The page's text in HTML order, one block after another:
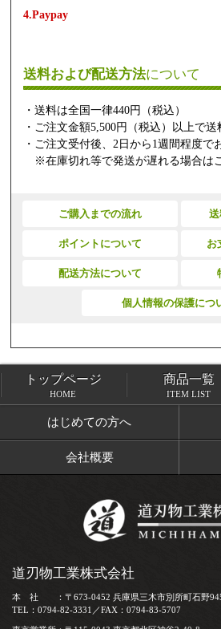
4.Paypay
送料および配送方法について
・送料は全国一律440円（税込）
・ご注文金額5,500円（税込）以上で送
・ご注文受付後、2日から1週間程度で
※在庫切れ等で発送が遅れる場合は
ご購入までの流れ
ポイントについて お
配送方法について
個人情報の保護につ
トップページ
はじめての方へ
会社概要
トップページ
HOME
商品一覧
ITEM LIST
道刃物工業株式会社
本 社 ：〒673-0452 兵庫県三木市別所町石野
TEL：0794-82-3331／FAX：0794-83-5707